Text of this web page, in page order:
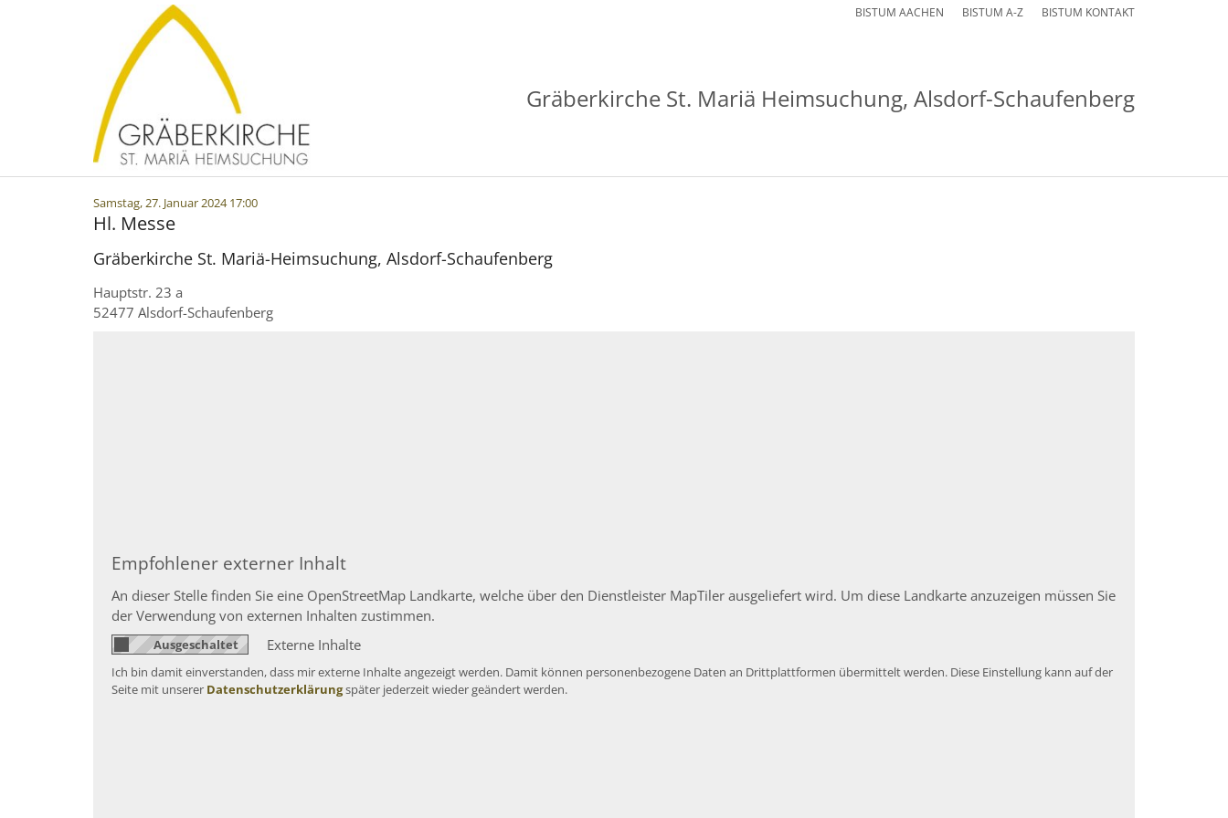
BISTUM AACHEN BISTUM A-Z BISTUM KONTAKT
Gräberkirche St. Mariä Heimsuchung, Alsdorf-Schaufenberg
Samstag, 27. Januar 2024 17:00:
Hl. Messe
Gräberkirche St. Mariä-Heimsuchung, Alsdorf-Schaufenberg
Hauptstr. 23 a
52477 Alsdorf-Schaufenberg
Empfohlener externer Inhalt
An dieser Stelle finden Sie eine OpenStreetMap Landkarte, welche über den Dienstleister MapTiler ausgeliefert wird. Um diese Landkarte anzuzeigen müssen Sie
der Verwendung von externen Inhalten zustimmen.
Externe Inhalte
Ich bin damit einverstanden, dass mir externe Inhalte angezeigt werden. Damit können personenbezogene Daten an Drittplattformen übermittelt werden. Diese Einstellung kann auf der
Seite mit unserer Datenschutzerklärungspäter jederzeit wieder geändert werden.